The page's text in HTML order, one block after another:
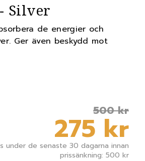
Silver
de energier och
Ger även beskydd mot
500 kr
275 kr
under de senaste 30 dagarna innan
prissänkning: 500 kr